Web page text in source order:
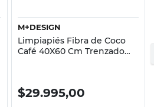
M+DESIGN
Limpiapiés Fibra de Coco
Café 40X60 Cm Trenzado
$29.995,00